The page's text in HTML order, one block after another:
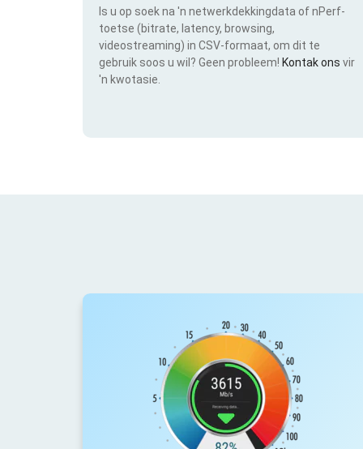
Is u op soek na 'n netwerkdekkingdata of nPerf-
toetse (bitrate, latency, browsing,
videostreaming) in CSV-formaat, om dit te
gebruik soos u wil? Geen probleem! Kontak ons vir
'n kwotasie.